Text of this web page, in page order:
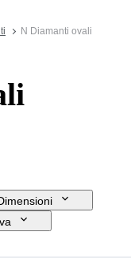
N Diamanti ovali